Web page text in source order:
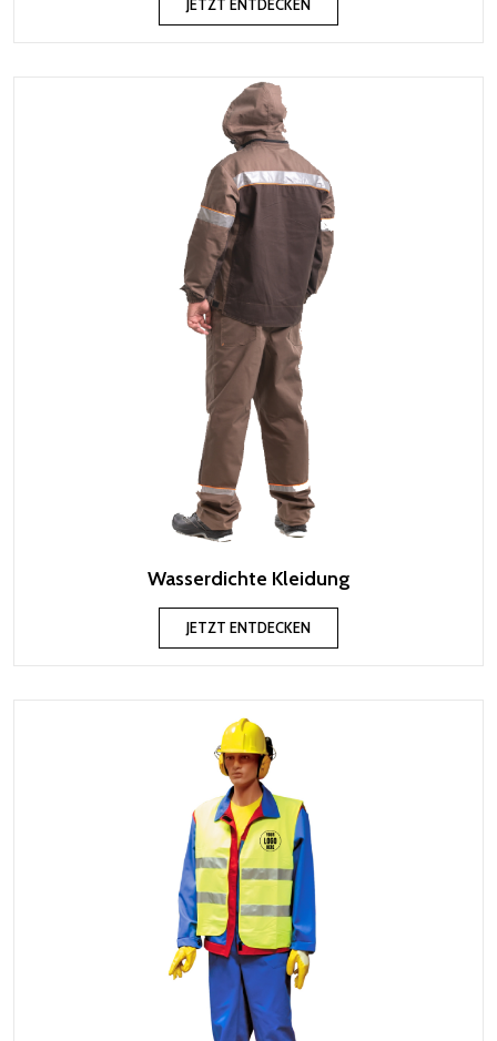
JETZT ENTDECKEN
Wasserdichte Kleidung
JETZT ENTDECKEN